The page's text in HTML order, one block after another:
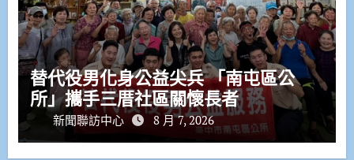
替代役男化身公益尖兵 「南屯區公
所」攜手三厝社區關懷長者
新聞聯訪中心 8 月 7, 2026